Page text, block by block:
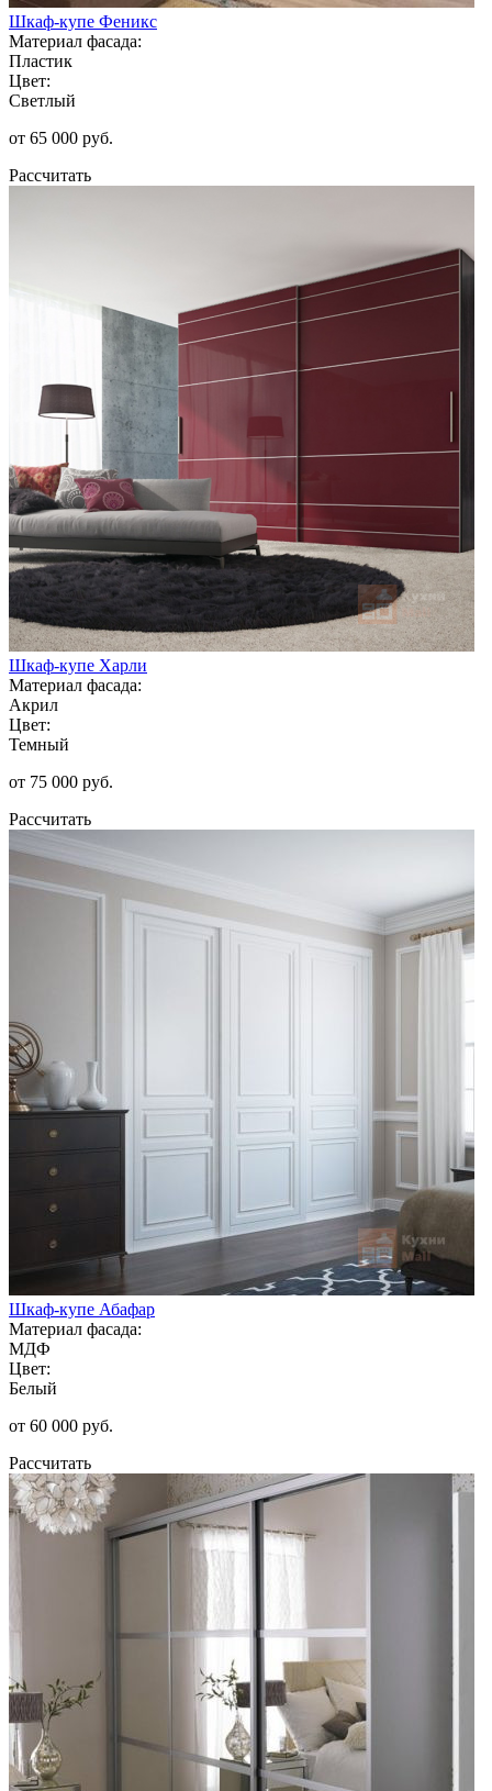
Шкаф-купе Феникс
Материал фасада:
Пластик
Цвет:
Светлый
от 65 000 руб.
Рассчитать
Шкаф-купе Харли
Материал фасада:
Акрил
Цвет:
Темный
от 75 000 руб.
Рассчитать
Шкаф-купе Абафар
Материал фасада:
МДФ
Цвет:
Белый
от 60 000 руб.
Рассчитать